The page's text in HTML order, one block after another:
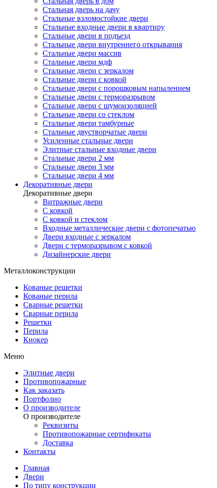
Стальная дверь на дачу
Стальные взломостойкие двери
Стальные входные двери в квартиру
Стальные двери в подъезд
Стальные двери внутреннего открывания
Стальные двери массив
Стальные двери мдф
Стальные двери с зеркалом
Стальные двери с ковкой
Стальные двери с порошковым напылением
Стальные двери с терморазрывом
Стальные двери с шумоизоляцией
Стальные двери со стеклом
Стальные двери тамбурные
Стальные двустворчатые двери
Усиленные стальные двери
Элитные стальные входные двери
Стальные двери 2 мм
Стальные двери 3 мм
Стальные двери 4 мм
Декоративные двери
Декоративные двери
Витражные двери
С ковкой
С ковкой и стеклом
Входные металлические двери с фотопечатью
Двери входные с зеркалом
Двери с терморазрывом с ковкой
Дизайнерские двери
Металлоконструкции
Кованые решетки
Кованые перила
Сварные решетки
Сварные перила
Решетки
Перила
Кнокер
Меню
Элитные двери
Противопожарные
Как заказать
Портфолио
О производителе
О производителе
Реквизиты
Противопожарные сертификаты
Доставка
Контакты
Главная
Двери
По типу конструкции